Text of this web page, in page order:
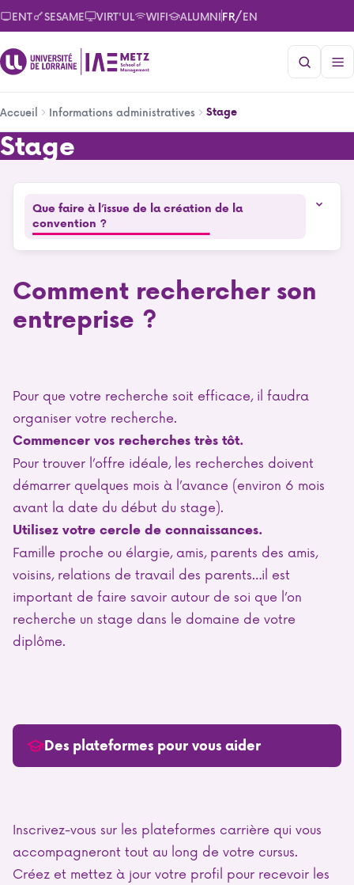
Aller
au
contenu
principal
ENT SESAME VIRT'UL WIFI ALUMNIFR/EN
d'Ariane
Accueil Informations administratives Stage
Stage
Stage
Que faire à l’issue de la création de la
convention ?
Comment rechercher son
entreprise ?
Pour que votre recherche soit efficace, il faudra
organiser votre recherche.
Commencer vos recherches très tôt.
Pour trouver l’offre idéale, les recherches doivent
démarrer quelques mois à l’avance (environ 6 mois
avant la date du début du stage).
Utilisez votre cercle de connaissances.
Famille proche ou élargie, amis, parents des amis,
voisins, relations de travail des parents…il est
important de faire savoir autour de soi que l’on
recherche un stage dans le domaine de votre
diplôme.
Des plateformes pour vous aider
Inscrivez-vous sur les plateformes carrière qui vous
accompagneront tout au long de votre cursus.
Créez et mettez à jour votre profil pour recevoir les